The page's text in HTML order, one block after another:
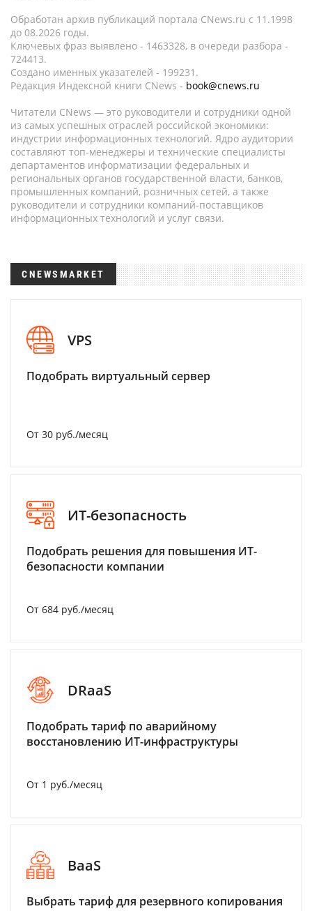
Обработан архив публикаций портала CNews.ru c 11.1998
до 08.2026 годы.
Ключевых фраз выявлено - 1463328, в очереди разбора -
724413.
Создано именных указателей - 199231.
Редакция Индексной книги CNews - book@cnews.ru
Читатели CNews — это руководители и сотрудники одной
из самых успешных отраслей российской экономики:
индустрии информационных технологий. Ядро аудитории
составляют топ-менеджеры и технические специалисты
департаментов информатизации федеральных и
региональных органов государственной власти, банков,
промышленных компаний, розничных сетей, а также
руководители и сотрудники компаний-поставщиков
информационных технологий и услуг связи.
CNEWSMARKET
VPS
Подобрать виртуальный сервер
От 30 руб./месяц
ИТ-безопасность
Подобрать решения для повышения ИТ-
безопасности компании
От 684 руб./месяц
DRaaS
Подобрать тариф по аварийному
восстановлению ИТ-инфраструктуры
От 1 руб./месяц
BaaS
Выбрать тариф для резервного копирования